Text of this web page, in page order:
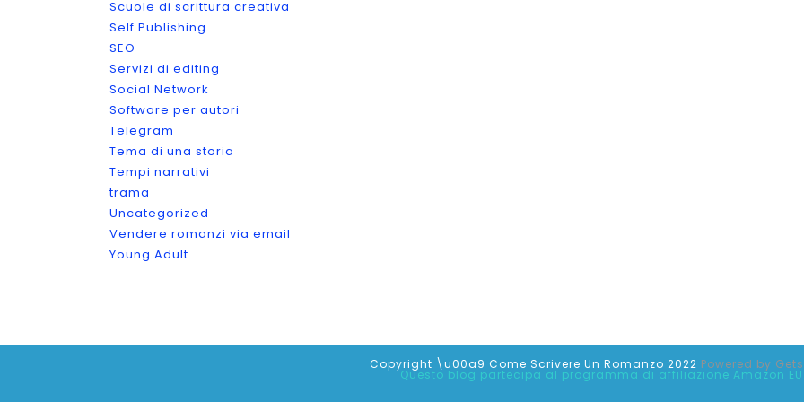
Scuole di scrittura creativa
Self Publishing
SEO
Servizi di editing
Social Network
Software per autori
Telegram
Tema di una storia
Tempi narrativi
trama
Uncategorized
Vendere romanzi via email
Young Adult
Copyright \u00a9 Come Scrivere Un Romanzo 2022 Powered by
Questo blog partecipa al programma di affiliazione Amazon